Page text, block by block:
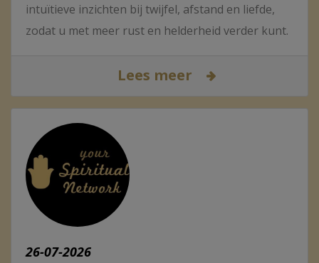
intuïtieve inzichten bij twijfel, afstand en liefde,
zodat u met meer rust en helderheid verder kunt.
Lees meer
26-07-2026